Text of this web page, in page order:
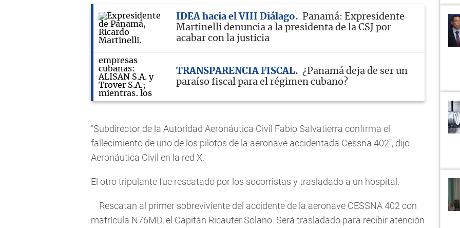
IDEA hacia el VIII Diálago
Panamá: Expresidente
Martinelli denuncia a la presidenta de la CSJ por
acabar con la justicia
TRANSPARENCIA FISCAL
¿Panamá deja de ser un
paraíso fiscal para el régimen cubano?
"Subdirector de la Autoridad Aeronáutica Civil Fabio Salvatierra confirma el
fallecimiento de uno de los pilotos de la aeronave accidentada Cessna 402", dijo
Aeronáutica Civil en la red X.
El otro tripulante fue rescatado por los socorristas y trasladado a un hospital.
Rescatan al primer sobreviviente del accidente de la aeronave CESSNA 402 con
matrícula N76MD, el Capitán Ricauter Solano. Será trasladado para recibir atención